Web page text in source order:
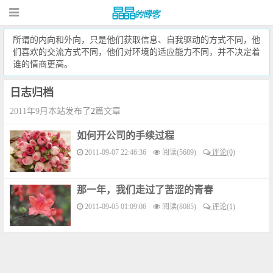
所谓的内向和外向，只是他们获取信息、自我驱动的方式不同，他
们喜欢的交流方式不同，他们对环境的适应能力不同，并不决定着
谁的情商更高。
日志归档
2011年9月本站发布了2篇文章
如何开公司的手续过程
2011-09-07 22:46:36 阅读(5689) 评论(0)
那一年，我们走过了苦涩的青春
2011-09-05 01:09:06 阅读(8085) 评论(1)